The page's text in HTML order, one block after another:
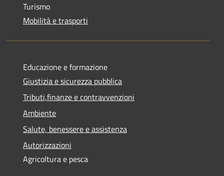
Turismo
Mobilità e trasporti
Educazione e formazione
Giustizia e sicurezza pubblica
Tributi,finanze e contravvenzioni
Ambiente
Salute, benessere e assistenza
Autorizzazioni
Agricoltura e pesca